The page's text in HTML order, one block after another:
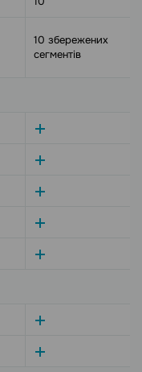
10 збережених
сегментів